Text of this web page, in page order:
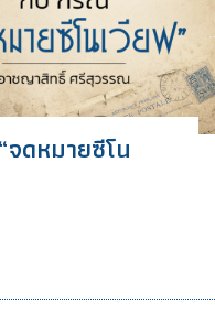
ดหมายซีโน